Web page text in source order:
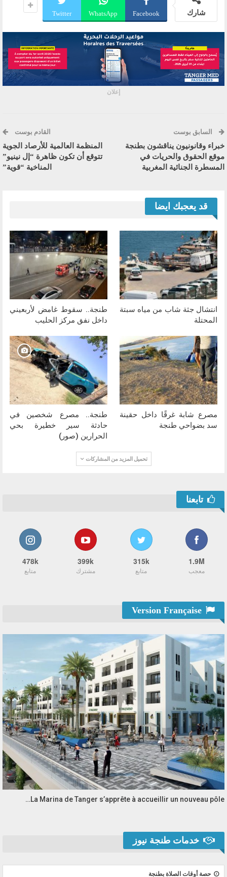
شارك Facebook
WhatsApp
Twitter
إعلان
السابق بوست
خبراء وقانونيون يناقشون بطنجة
موقع الحقوق والحريات في
المسطرة الجنائية المغربية
القادم بوست
المنظمة العالمية للأرصاد الجوية
تتوقع أن تكون ظاهرة “إل نينيو”
المناخية “قوية”
قد يعجبك ايضا
انتشال جثة شاب من مياه سبتة
المحتلة
طنجة.. سقوط غامض لأربعيني
داخل نفق مركز الحليب
مصرع شابة غرقًا داخل حقينة
سد بضواحي طنجة
طنجة.. مصرع شخصين في
حادثة سير خطيرة بحي
الحرارين (صور)
تحميل المزيد من المشاركات
تابعنا
1.9M
معجب
315k
متابع
399k
مشترك
478k
متابع
La Marina de Tanger s’apprête à accueillir un nouveau pôle…
خدمات طنجة نيوز
حصة أوقات الصلاة بطنجة